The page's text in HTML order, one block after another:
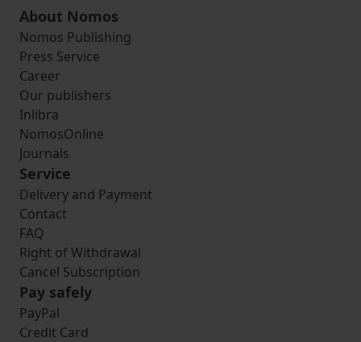
About Nomos
Nomos Publishing
Press Service
Career
Our publishers
Inlibra
NomosOnline
Journals
Service
Delivery and Payment
Contact
FAQ
Right of Withdrawal
Cancel Subscription
Pay safely
PayPal
Credit Card